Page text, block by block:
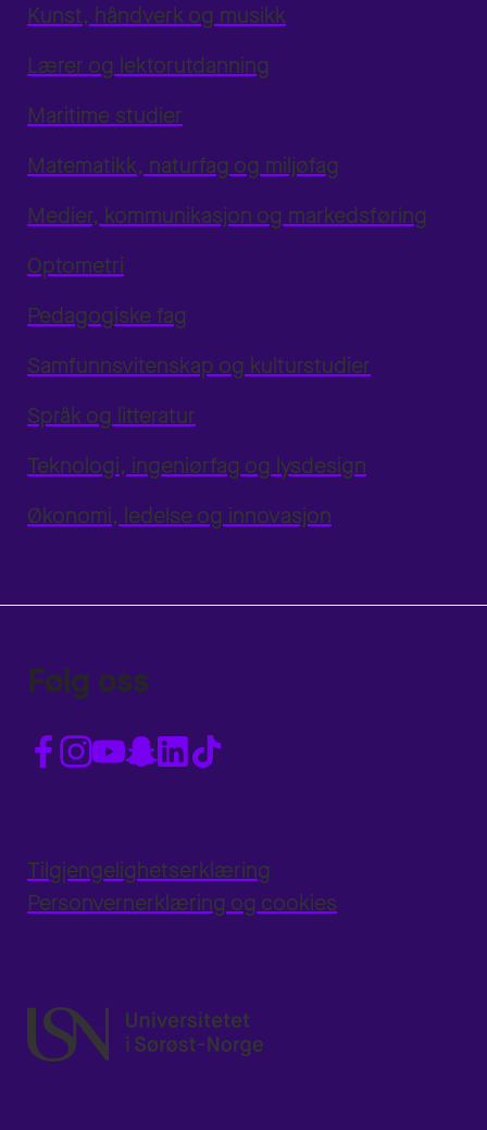
Kunst, håndverk og musikk
Lærer og lektorutdanning
Maritime studier
Matematikk, naturfag og miljøfag
Medier, kommunikasjon og markedsføring
Optometri
Pedagogiske fag
Samfunnsvitenskap og kulturstudier
Språk og litteratur
Teknologi, ingeniørfag og lysdesign
Økonomi, ledelse og innovasjon
Følg oss
Tilgjengelighetserklæring
Personvernerklæring og cookies